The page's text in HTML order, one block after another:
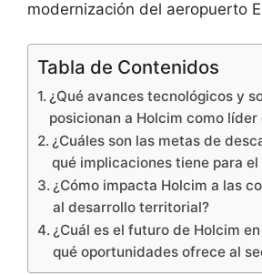
modernización del aeropuerto
Tabla de Contenidos
¿Qué avances tecnológicos y
posicionan a Holcim como
¿Cuáles son las metas de
qué implicaciones tiene para
¿Cómo impacta Holcim a las
al desarrollo territorial?
¿Cuál es el futuro de Holcim
qué oportunidades ofrece al